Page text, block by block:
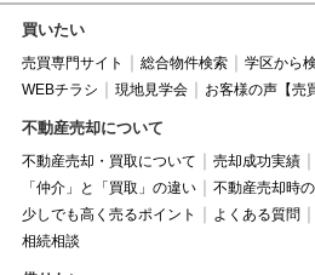
買いたい
売買専門サイト 総合物件検索 学区から
WEBチラシ
現地見学会 お客様の声【売
不動産売却について
不動産売却・買取について 売却成功実績
「仲介」と「買取」の違い
不動産売却時
少しでも高く売るポイント
よくある質問
相続相談